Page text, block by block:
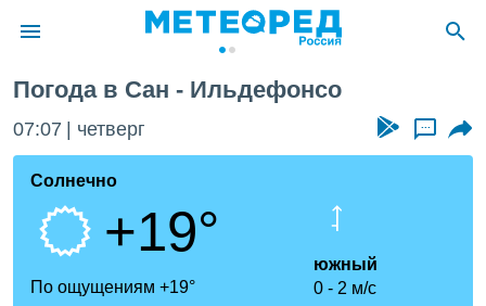
о
Вы можете
Погода в Сан - Ильдефонсо
07:07 четверг ...
Солнечно
+19°
По ощущениям +19°
южный
0
2 м/с